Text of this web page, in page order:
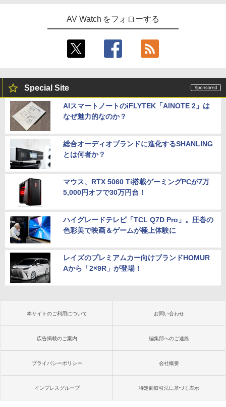
AV Watch をフォローする
Special Site
AIスマートノートのiFLYTEK「AINOTE 2」は
なぜ魅力的なのか？
総合オーディオブランドに進化するSHANLING
とは何者か？
マウス、RTX 5060 Ti搭載ゲーミングPCが7万
5,000円オフで30万円台！
ハイグレードテレビ「TCL Q7D Pro」。圧巻の
色彩美で映画＆ゲームが極上体験に
レイズのプレミアムカー向けブランドHOMUR
Aから「2×9R」が登場！
本サイトのご利用について お問い合わせ
広告掲載のご案内 編集部へのご連絡
プライバシーポリシー 会社概要
インプレスグループ 特定商取引法に基づく表示